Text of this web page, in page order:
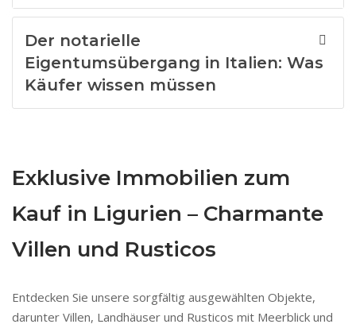
Der notarielle
Eigentumsübergang in Italien: Was
Käufer wissen müssen
Exklusive Immobilien zum
Kauf in Ligurien – Charmante
Villen und Rusticos
Entdecken Sie unsere sorgfältig ausgewählten Objekte,
darunter Villen, Landhäuser und Rusticos mit Meerblick und